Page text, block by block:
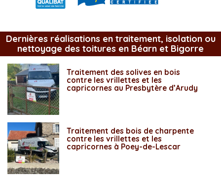
Dernières réalisations en traitement, isolation ou
nettoyage des toitures en Béarn et Bigorre
Traitement des solives en bois
contre les vrillettes et les
capricornes au Presbytère d’Arudy
Traitement des bois de charpente
contre les vrillettes et les
capricornes à Poey-de-Lescar